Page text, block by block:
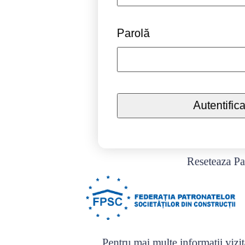
Parolă
Reseteaza
Pentru mai multe informații